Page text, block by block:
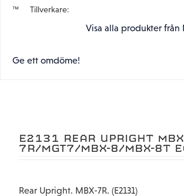
Tillverkare
Visa alla produkter från
Ge ett omdöme!
E2131 REAR UPRIGHT
7R/MGT7/MBX-8/MBX-8T
Rear Upright. MBX-7R. (E2131)